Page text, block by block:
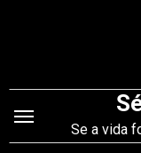
conteúdo
Se a vida